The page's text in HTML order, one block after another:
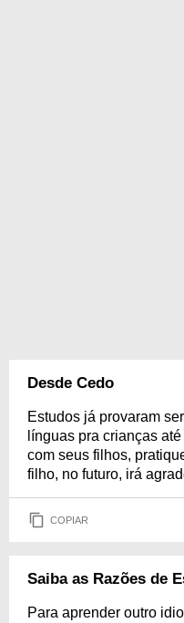
Desde Cedo
Estudos já provaram
línguas pra crianças
com seus filhos,
filho, no futuro, irá
COPIAR
Saiba as Razões de
Para aprender outro